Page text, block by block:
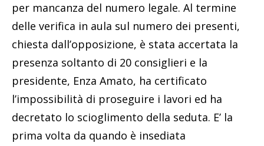
per mancanza del numero legale. Al termine
delle verifica in aula sul numero dei presenti,
chiesta dall’opposizione, è stata accertata la
presenza soltanto di 20 consiglieri e la
presidente, Enza Amato, ha certificato
l’impossibilità di proseguire i lavori ed ha
decretato lo scioglimento della seduta. E’ la
prima volta da quando è insediata